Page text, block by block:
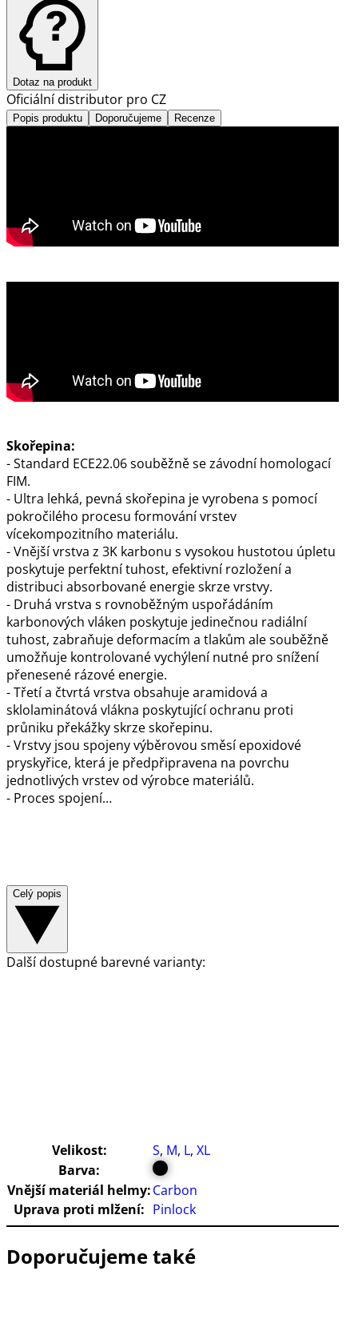
Dotaz na produkt
Oficiální distributor pro CZ
Popis produktu Doporučujeme Recenze
Skořepina:
- Standard ECE22.06 souběžně se závodní homologací
FIM.
- Ultra lehká, pevná skořepina je vyrobena s pomocí
pokročilého procesu formování vrstev
vícekompozitního materiálu.
- Vnější vrstva z 3K karbonu s vysokou hustotou úpletu
poskytuje perfektní tuhost, efektivní rozložení a
distribuci absorbované energie skrze vrstvy.
- Druhá vrstva s rovnoběžným uspořádáním
karbonových vláken poskytuje jedinečnou radiální
tuhost, zabraňuje deformacím a tlakům ale souběžně
umožňuje kontrolované vychýlení nutné pro snížení
přenesené rázové energie.
- Třetí a čtvrtá vrstva obsahuje aramidová a
sklolaminátová vlákna poskytující ochranu proti
průniku překážky skrze skořepinu.
- Vrstvy jsou spojeny výběrovou směsí epoxidové
pryskyřice, která je předpřipravena na povrchu
jednotlivých vrstev od výrobce materiálů.
- Proces spojení…
Celý popis
Další dostupné barevné varianty:
Velikost: S, M, L, XL
Barva:
Vnější materiál helmy:Carbon
Uprava proti mlžení: Pinlock
Doporučujeme také